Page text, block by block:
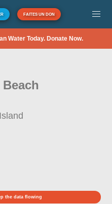
FAITES UN DON
Water Today. Donate Now.
the data flowing